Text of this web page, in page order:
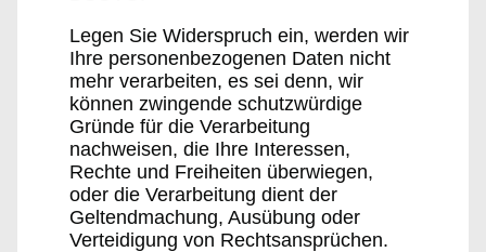
Legen Sie Widerspruch ein, werden wir
Ihre personenbezogenen Daten nicht
mehr verarbeiten, es sei denn, wir
können zwingende schutzwürdige
Gründe für die Verarbeitung
nachweisen, die Ihre Interessen,
Rechte und Freiheiten überwiegen,
oder die Verarbeitung dient der
Geltendmachung, Ausübung oder
Verteidigung von Rechtsansprüchen.